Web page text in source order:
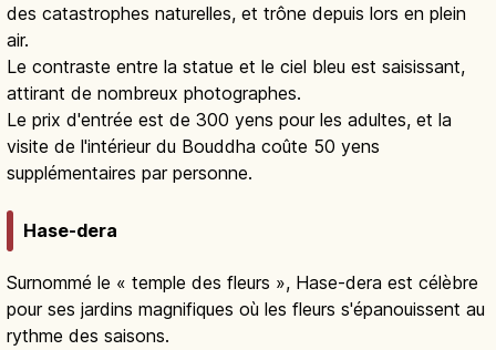
des catastrophes naturelles, et trône depuis lors en plein
air.
Le contraste entre la statue et le ciel bleu est saisissant,
attirant de nombreux photographes.
Le prix d'entrée est de 300 yens pour les adultes, et la
visite de l'intérieur du Bouddha coûte 50 yens
supplémentaires par personne.
Hase-dera
Surnommé le « temple des fleurs », Hase-dera est célèbre
pour ses jardins magnifiques où les fleurs s'épanouissent au
rythme des saisons.